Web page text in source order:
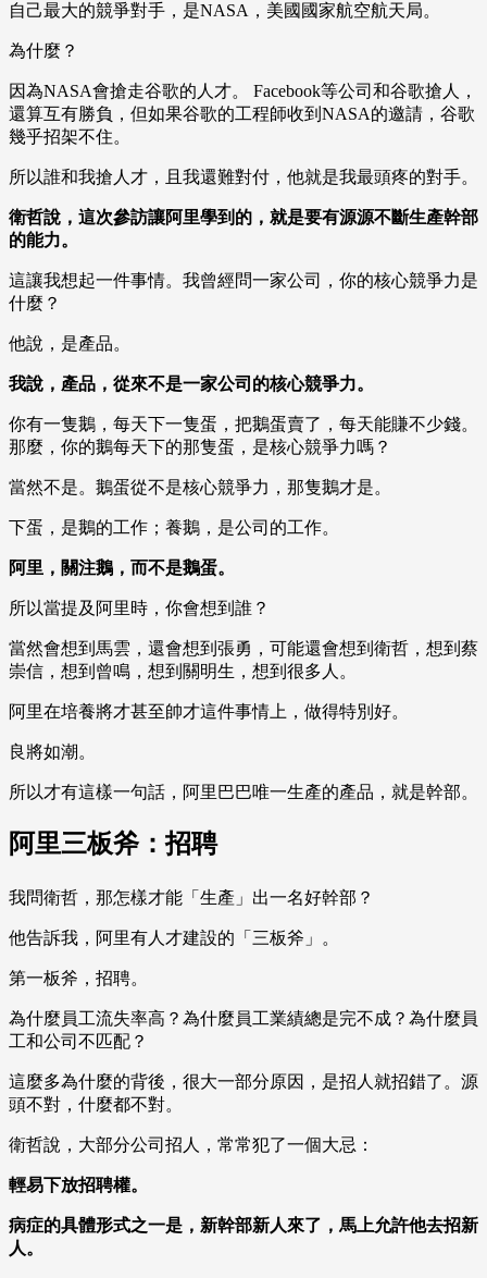
自己最大的競爭對手，是NASA，美國國家航空航天局。
為什麼？
因為NASA會搶走谷歌的人才。 Facebook等公司和谷歌搶人，
還算互有勝負，但如果谷歌的工程師收到NASA的邀請，谷歌
幾乎招架不住。
所以誰和我搶人才，且我還難對付，他就是我最頭疼的對手。
衛哲說，這次參訪讓阿里學到的，就是要有源源不斷生產幹部
的能力。
這讓我想起一件事情。我曾經問一家公司，你的核心競爭力是
什麼？
他說，是產品。
我說，產品，從來不是一家公司的核心競爭力。
你有一隻鵝，每天下一隻蛋，把鵝蛋賣了，每天能賺不少錢。
那麼，你的鵝每天下的那隻蛋，是核心競爭力嗎？
當然不是。鵝蛋從不是核心競爭力，那隻鵝才是。
下蛋，是鵝的工作；養鵝，是公司的工作。
阿里，關注鵝，而不是鵝蛋。
所以當提及阿里時，你會想到誰？
當然會想到馬雲，還會想到張勇，可能還會想到衛哲，想到蔡
崇信，想到曾鳴，想到關明生，想到很多人。
阿里在培養將才甚至帥才這件事情上，做得特別好。
良將如潮。
所以才有這樣一句話，阿里巴巴唯一生產的產品，就是幹部。
阿里三板斧：招聘
我問衛哲，那怎樣才能「生產」出一名好幹部？
他告訴我，阿里有人才建設的「三板斧」。
第一板斧，招聘。
為什麼員工流失率高？為什麼員工業績總是完不成？為什麼員
工和公司不匹配？
這麼多為什麼的背後，很大一部分原因，是招人就招錯了。源
頭不對，什麼都不對。
衛哲說，大部分公司招人，常常犯了一個大忌：
輕易下放招聘權。
病症的具體形式之一是，新幹部新人來了，馬上允許他去招新
人。